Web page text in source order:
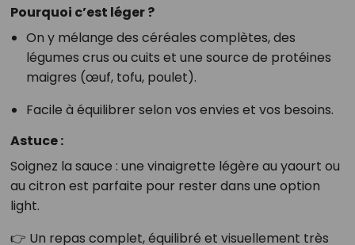
Pourquoi c’est léger ?
On y mélange des céréales complètes, des
légumes crus ou cuits et une source de protéines
maigres (œuf, tofu, poulet).
Facile à équilibrer selon vos envies et vos besoins.
Astuce :
Soignez la sauce : une vinaigrette légère au yaourt ou
au citron est parfaite pour rester dans une option
light.
👉 Un repas complet, équilibré et visuellement très